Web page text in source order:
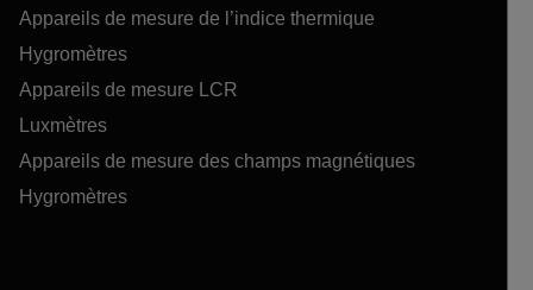
Appareils de mesure de l’indice thermique
Hygromètres
Appareils de mesure LCR
Luxmètres
Appareils de mesure des champs magnétiques
Hygromètres